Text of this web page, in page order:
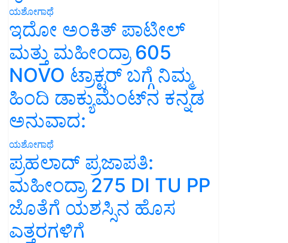
ಯಶೋಗಾಥೆ
ಇದೋ ಅಂಕಿತ್ ಪಾಟೀಲ್
ಮತ್ತು ಮಹೀಂದ್ರಾ 605
NOVO ಟ್ರಾಕ್ಟರ್ ಬಗ್ಗೆ ನಿಮ್ಮ
ಹಿಂದಿ ಡಾಕ್ಯುಮೆಂಟ್‌ನ ಕನ್ನಡ
ಅನುವಾದ:
ಯಶೋಗಾಥೆ
ಪ್ರಹಲಾದ್ ಪ್ರಜಾಪತಿ:
ಮಹೀಂದ್ರಾ 275 DI TU PP
ಜೊತೆಗೆ ಯಶಸ್ಸಿನ ಹೊಸ
ಎತ್ತರಗಳಿಗೆ